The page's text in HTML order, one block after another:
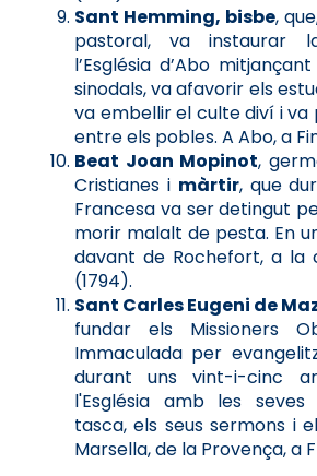
Sant Hemming, bisbe,
pastoral, va instaurar
l’Església d’Abo
sinodals, va afavorir els
va embellir el culte diví i
entre els pobles. A Abo, a
Beat Joan Mopinot,
Cristianes i màrtir, que
Francesa va ser detingut
morir malalt de pesta. En
davant de Rochefort, a la
(1794).
Sant Carles Eugeni de
fundar els Missioners
Immaculada per
durant uns vint-i-cinc
l'Església amb les
tasca, els seus sermons i
Marsella, de la Provença, a